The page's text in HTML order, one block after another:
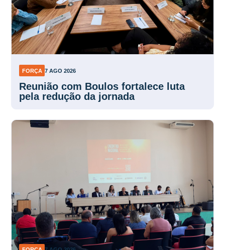
FORÇA 7 AGO 2026
Reunião com Boulos fortalece luta
pela redução da jornada